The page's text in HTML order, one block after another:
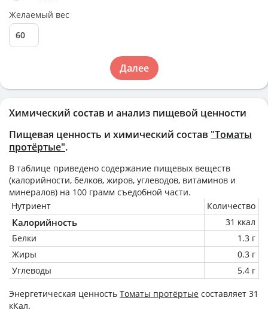
Химический состав и анализ пищевой ценности
Пищевая ценность и химический состав "Томаты
протëртые".
В таблице приведено содержание пищевых веществ
(калорийности, белков, жиров, углеводов, витаминов и
минералов) на 100 грамм съедобной части.
Нутриент
Количество
Калорийность
31 ккал
Белки
1.3 г
Жиры
0.3 г
Углеводы
5.4 г
Энергетическая ценность Томаты протëртые составляет 31
кКал.
Желаемый вес
Далее